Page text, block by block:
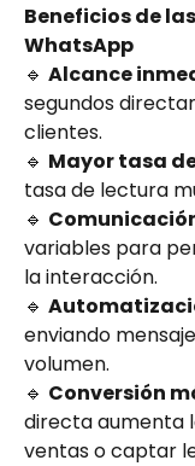
Beneficios de
WhatsApp
🔹 Alcance
segundos
clientes.
🔹 Mayor tasa
tasa de lectura
🔹
variables para
la interacción.
🔹
enviando
volumen.
🔹 Conversión
directa aumenta
ventas o captar